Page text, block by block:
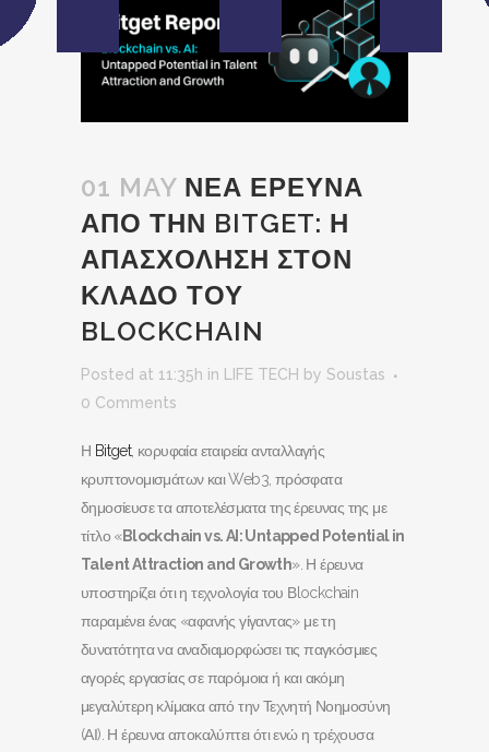
01 MAY ΝΕΑ ΕΡΕΥΝΑ
ΑΠΟ ΤΗΝ BITGET: Η
ΑΠΑΣΧΟΛΗΣΗ ΣΤΟΝ
ΚΛΑΔΟ ΤΟΥ
BLOCKCHAIN
Posted at 11:35h in LIFE TECH by Soustas
0 Comments
Η Bitget, κορυφαία εταιρεία ανταλλαγής
κρυπτονομισμάτων και Web3, πρόσφατα
δημοσίευσε τα αποτελέσματα της έρευνας της με
τίτλο «Blockchain vs. AI: Untapped Potential in
Talent Attraction and Growth». Η έρευνα
υποστηρίζει ότι η τεχνολογία του Βlockchain
παραμένει ένας «αφανής γίγαντας» με τη
δυνατότητα να αναδιαμορφώσει τις παγκόσμιες
αγορές εργασίας σε παρόμοια ή και ακόμη
μεγαλύτερη κλίμακα από την Τεχνητή Νοημοσύνη
(ΑΙ). Η έρευνα αποκαλύπτει ότι ενώ η τρέχουσα